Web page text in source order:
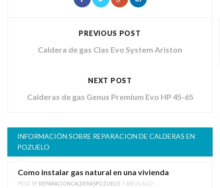
PREVIOUS POST
Caldera de gas Clas Evo System Ariston
NEXT POST
Calderas de gas Genus Premium Evo HP 45-65
INFORMACIÓN SOBRE REPARACION DE CALDERAS EN
POZUELO
Como instalar gas natural en una vivienda
POST BY REPARACIONCALDERASPOZUELO 7 AÑOS AGO